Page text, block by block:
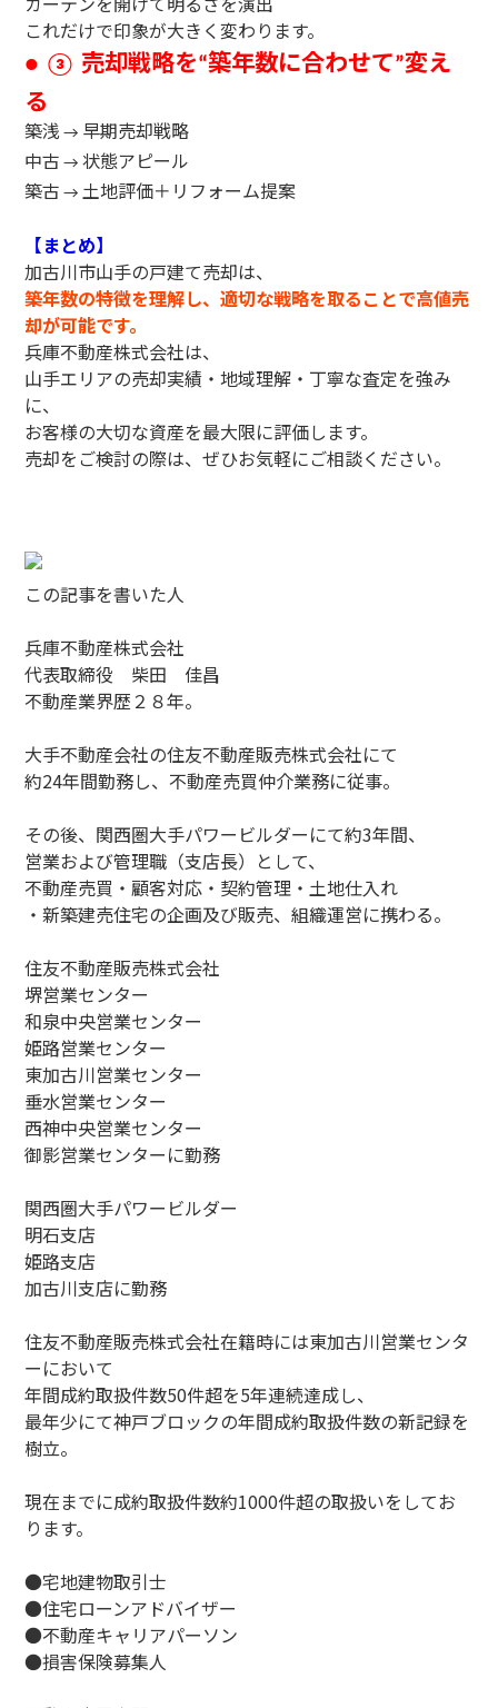
これだけで印象が大きく変わります。
● ③ 売却戦略を“築年数に合わせて”変え
る
築浅 → 早期売却戦略
中古 →状態アピール
築古 →土地評価＋リフォーム提案
【まとめ】
加古川市山手の戸建て売却は、
築年数の特徴を理解し、適切な戦略を取ることで高値売
却が可能です。
兵庫不動産株式会社は、
山手エリアの売却実績・地域理解・丁寧な査定を強み
に、
お客様の大切な資産を最大限に評価します。
売却をご検討の際は、ぜひお気軽にご相談ください。
この記事を書いた人
兵庫不動産株式会社
代表取締役 柴田 佳昌
不動産業界歴２８年。
大手不動産会社の住友不動産販売株式会社にて
約24年間勤務し、不動産売買仲介業務に従事。
その後、関西圏大手パワービルダーにて約3年間、
営業および管理職（支店長）として、
不動産売買・顧客対応・契約管理・土地仕入れ
・新築建売住宅の企画及び販売、組織運営に携わる。
住友不動産販売株式会社
堺営業センター
和泉中央営業センター
姫路営業センター
東加古川営業センター
垂水営業センター
西神中央営業センター
御影営業センターに勤務
関西圏大手パワービルダー
明石支店
姫路支店
加古川支店に勤務
住友不動産販売株式会社在籍時には東加古川営業センタ
ーにおいて
年間成約取扱件数50件超を5年連続達成し、
最年少にて神戸ブロックの年間成約取扱件数の新記録を
樹立。
現在までに成約取扱件数約1000件超の取扱いをしてお
ります。
●宅地建物取引士
●住宅ローンアドバイザー
●不動産キャリアパーソン
●損害保険募集人